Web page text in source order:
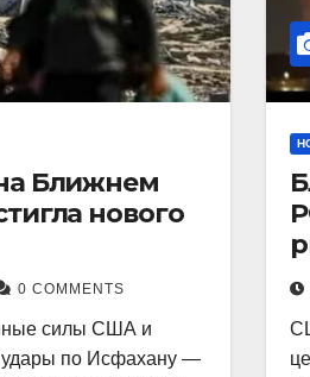
Ближнем
нового
0 COMMENTS
силы США и
удары по Исфахану —